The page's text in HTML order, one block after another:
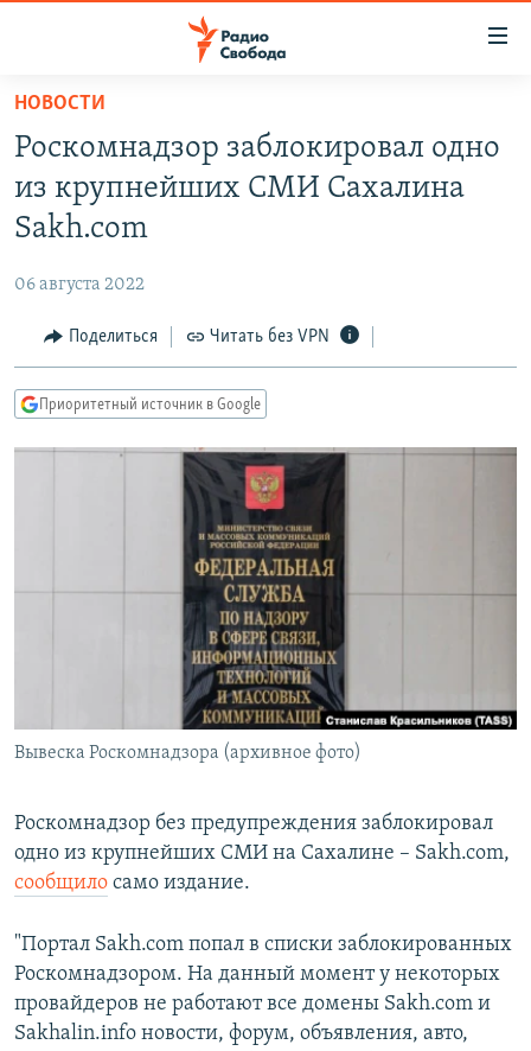
упрощенного
доступа
основному
Вернутся
Вернутся
АВТОРСКИЕ ПРОЕКТЫ
МНЕНИЯ
КУЛЬТУРА
КАВКАЗ.РЕАЛИИ
РАСПИСАНИЕ ВЕЩАНИЯ
ПОДПИШИТЕСЬ НА РАССЫЛКУ
Все сайты РСЕ/РС
НОВОСТИ
Роскомнадзор заблокировал одно
из крупнейших СМИ Сахалина
Sakh.com
06 августа 2022
Поделиться Читать без VPN
Приоритетный источник в Google
Вывеска Роскомнадзора (архивное фото)
Роскомнадзор без предупреждения заблокировал
одно из крупнейших СМИ на Сахалине – Sakh.com,
сообщило само издание.
"Портал Sakh.com попал в списки заблокированных
Роскомнадзором. На данный момент у некоторых
провайдеров не работают все домены Sakh.com и
Sakhalin.info новости, форум, объявления, авто,